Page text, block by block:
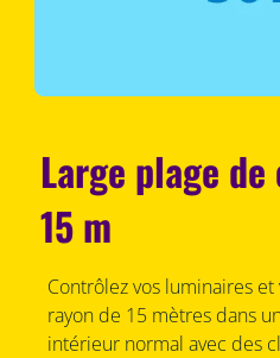
Large plage
15 m
Contrôlez vos luminaires
rayon de 15 mètres dans
intérieur normal avec des